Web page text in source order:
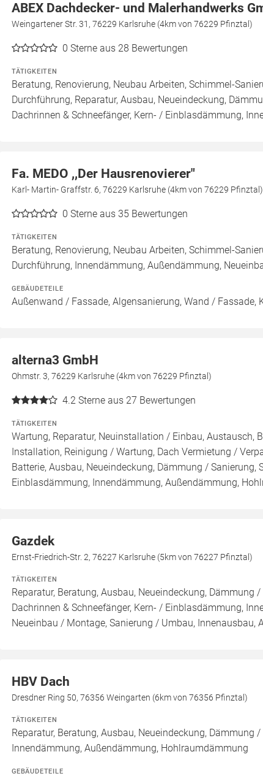
ABEX Dachdecker- und Malerhandwerks
Weingartener Str. 31, 76229 Karlsruhe (4km von 76229 Pfinztal)
0 Sterne aus 28 Bewertungen
TÄTIGKEITEN
Beratung, Renovierung, Neubau Arbeiten, Schimmel-
Durchführung, Reparatur, Ausbau, Neueindeckung,
Dachrinnen & Schneefänger, Kern- / Einblasdämmung,
Fa. MEDO ,,Der Hausrenovierer"
Karl- Martin- Graffstr. 6, 76229 Karlsruhe (4km von 76229 Pfinztal)
0 Sterne aus 35 Bewertungen
TÄTIGKEITEN
Beratung, Renovierung, Neubau Arbeiten, Schimmel-
Durchführung, Innendämmung, Außendämmung,
GEBÄUDETEILE
Außenwand / Fassade, Algensanierung, Wand / Fassade,
alterna3 GmbH
Ohmstr. 3, 76229 Karlsruhe (4km von 76229 Pfinztal)
4.2 Sterne aus 27 Bewertungen
TÄTIGKEITEN
Wartung, Reparatur, Neuinstallation / Einbau, Austausch,
Installation, Reinigung / Wartung, Dach Vermietung /
Batterie, Ausbau, Neueindeckung, Dämmung / Sanierung,
Einblasdämmung, Innendämmung, Außendämmung,
Gazdek
Ernst-Friedrich-Str. 2, 76227 Karlsruhe (5km von 76227 Pfinztal)
TÄTIGKEITEN
Reparatur, Beratung, Ausbau, Neueindeckung,
Dachrinnen & Schneefänger, Kern- / Einblasdämmung,
Neueinbau / Montage, Sanierung / Umbau, Innenausbau,
HBV Dach
Dresdner Ring 50, 76356 Weingarten (6km von 76356 Pfinztal)
TÄTIGKEITEN
Reparatur, Beratung, Ausbau, Neueindeckung,
Innendämmung, Außendämmung, Hohlraumdämmung
GEBÄUDETEILE